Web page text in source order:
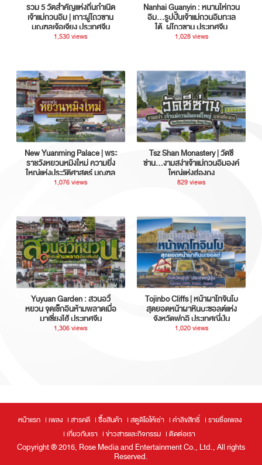
รวม 5 วัดสำคัญแห่งถิ่นกำเนิด
เจ้าแม่กวนอิม | เกาะผู่โถวซาน
มณฑลเจ้อเจียง ประเทศจีน
1,530 views
Nanhai Guanyin : หนานไห่กวน
อิม...รูปปั้นเจ้าแม่กวนอิมทะเล
ใต้, ผู่โถวซาน ประเทศจีน
1,028 views
New Yuanming Palace | พระ
ราชวังหยวนหมิงใหม่ ความยิ่ง
ใหญ่แห่งประวัติศาสตร์ มณฑล
กวางตุ้ง ประเทศจีน
1,076 views
Tsz Shan Monastery | วัดซี
ซ่าน…งามสง่าเจ้าแม่กวนอิมองค์
ใหญ่แห่งฮ่องกง
829 views
Yuyuan Garden : สวนอวี้
หยวน จุดเช็กอินห้ามพลาดเมื่อ
มาเซี่ยงไฮ้ ประเทศจีน
1,306 views
Tojinbo Cliffs | หน้าผาโทจินโบ
สุดยอดหน้าผาหินบะซอลต์แห่ง
จังหวัดฟุกุอิ ประเทศญี่ปุ่น
1,020 views
หน้าแรก เพลง สารคดี ซื้อสินค้า สตูดิโอให้เช่า ค่าลิขสิทธิ์
รายชื่อเพลง
เกี่ยวกับเรา
ข่าวสารและกิจกรรม ติดต่อเรา
Copyright ® 2016, Rose Media and Entertainment Co., Ltd., All rights
Reserved.